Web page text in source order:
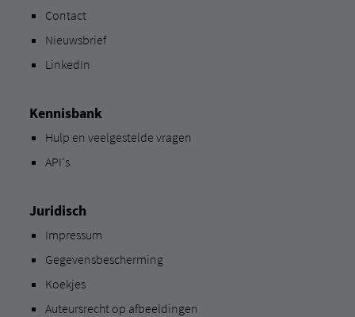
Contact
Nieuwsbrief
LinkedIn
Kennisbank
Hulp en veelgestelde vragen
API's
Juridisch
Impressum
Gegevensbescherming
Koekjes
Auteursrecht op afbeeldingen